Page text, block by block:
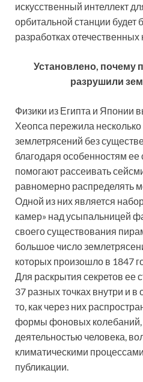
искусственный интеллект
орбитальной станции будет
разработках
Установлено, почему
разрушили
Физики из Египта и Японии
Хеопса пережила
землетрясений без
благодаря особенностям ее
помогают рассеивать
равномерно распределять
Одной из них является
камер» над усыпальницей
своего существования
большое число
которых произошло в 1847
Для раскрытия секретов ее
37 разных точках внутри и
то, как через них
формы фоновых
деятельностью человека,
климатическими
публикации.